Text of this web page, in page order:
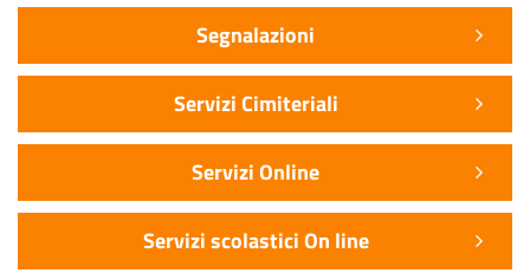
Segnalazioni
Servizi Cimiteriali
Servizi Online
Servizi scolastici On line